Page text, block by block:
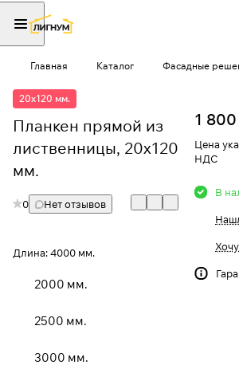
Главная Каталог Фасадные
20x120 мм.
Планкен прямой из
лиственницы, 20x120
мм.
0 Нет отзывов
Длина:4000 мм.
2000 мм.
2500 мм.
3000 мм.
1
Цена
НДС
В